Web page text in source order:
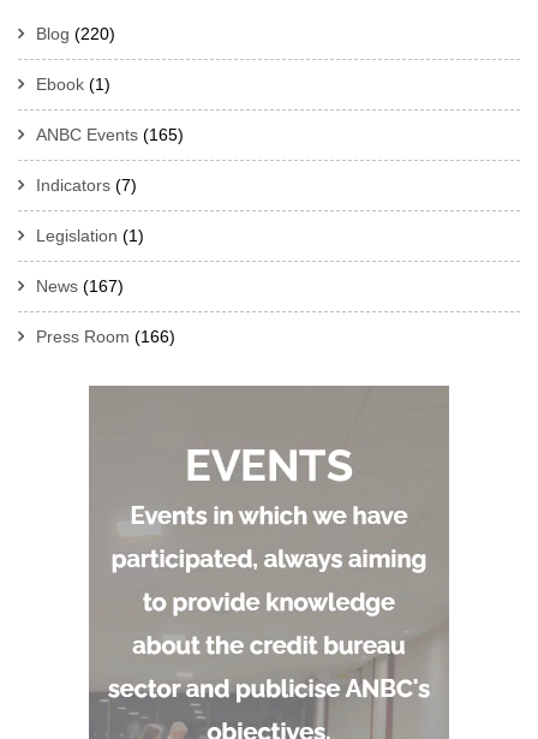
Blog (220)
Ebook (1)
ANBC Events (165)
Indicators (7)
Legislation (1)
News (167)
Press Room (166)